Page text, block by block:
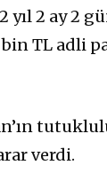
yıl 2 ay 2
bin TL adli
verdi.